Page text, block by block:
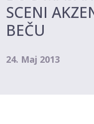
SCENI
BEČU
24. Мај 2013